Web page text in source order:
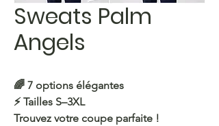
Sweats Palm
Angels
🌈 7 options élégantes
⚡️ Tailles S–3XL
Trouvez votre coupe parfaite !